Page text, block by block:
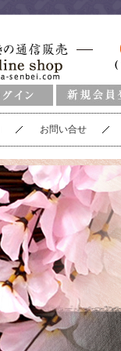
お問い合せ